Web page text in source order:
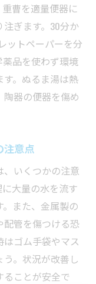
曹を適量便器に
ぎます。30分か
ットペーパーを分
品を使わず環境
。ぬるま湯は熱
器の便器を傷め
注意点
、いくつかの注意
大量の水を流す
また、金属製の
配管を傷つける恐
ゴム手袋やマス
。状況が改善し
ことが安全で